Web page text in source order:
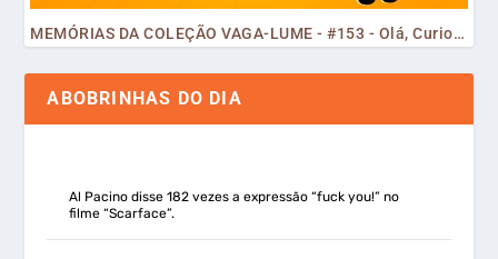
MEMÓRIAS DA COLEÇÃO VAGA-LUME - #153 - Olá, Curiosos! 2023
ABOBRINHAS DO DIA
Al Pacino disse 182 vezes a expressão “fuck you!” no
filme “Scarface”.